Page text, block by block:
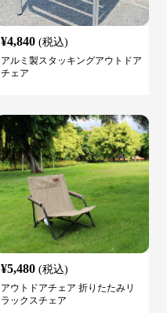
¥4,840 (税込)
アルミ製スタッキングアウトドア
チェア
¥5,480 (税込)
アウトドアチェア 折りたたみリ
ラックスチェア